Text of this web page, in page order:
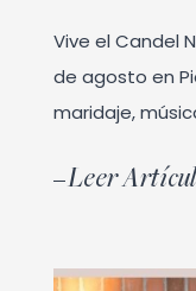
Vive el Candel
de agosto en
maridaje,
Leer